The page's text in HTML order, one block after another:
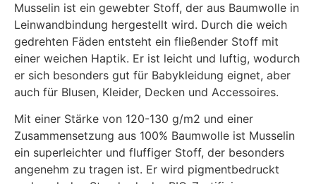
Musselin ist ein gewebter Stoff, der aus Baumwolle in
Leinwandbindung hergestellt wird. Durch die weich
gedrehten Fäden entsteht ein fließender Stoff mit
einer weichen Haptik. Er ist leicht und luftig, wodurch
er sich besonders gut für Babykleidung eignet, aber
auch für Blusen, Kleider, Decken und Accessoires.
Mit einer Stärke von 120-130 g/m2 und einer
Zusammensetzung aus 100% Baumwolle ist Musselin
ein superleichter und fluffiger Stoff, der besonders
angenehm zu tragen ist. Er wird pigmentbedruckt